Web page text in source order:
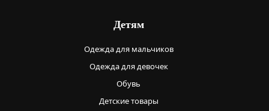
Детям
Одежда для мальчиков
Одежда для девочек
Обувь
Детские товары